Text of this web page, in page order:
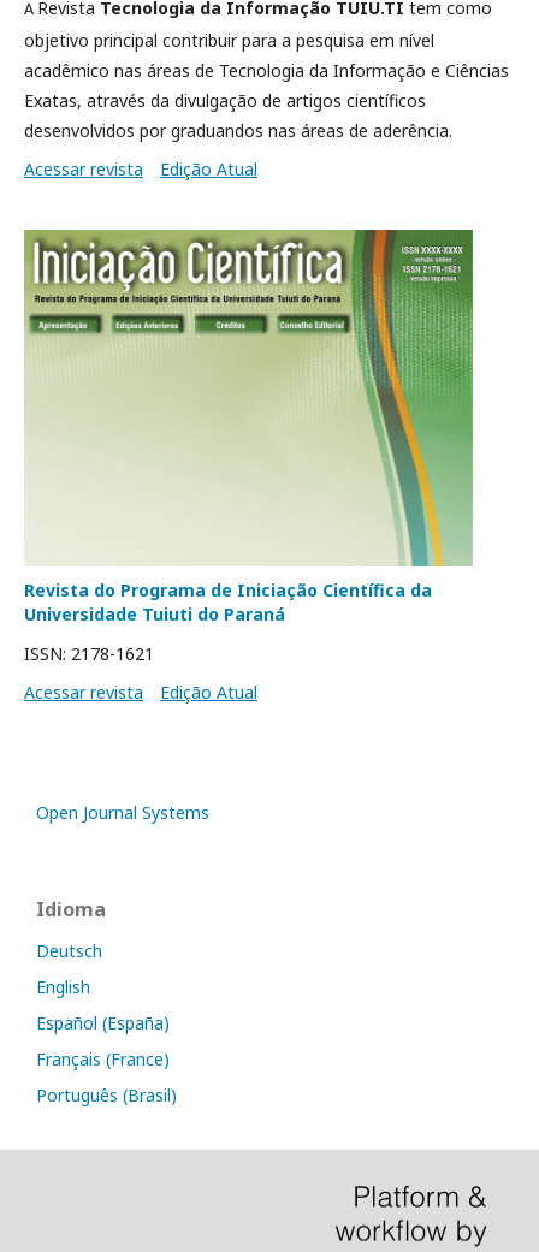
A Revista Tecnologia da Informação TUIU.TI tem como
objetivo principal contribuir para a pesquisa em nível
acadêmico nas áreas de Tecnologia da Informação e Ciências
Exatas, através da divulgação de artigos científicos
desenvolvidos por graduandos nas áreas de aderência.
Acessar revista
Edição Atual
Revista do Programa de Iniciação Científica da
Universidade Tuiuti do Paraná
ISSN: 2178-1621
Acessar revista
Edição Atual
Open Journal Systems
Idioma
Deutsch
English
Español (España)
Français (France)
Português (Brasil)